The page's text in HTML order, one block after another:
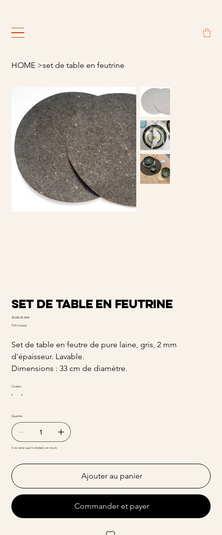
HOME >set de table en feutrine
set de table en feutrine
Prix
30 000,00 $AR
TVA Incluse
Set de table en feutre de pure laine, gris, 2 mm
d'épaisseur. Lavable.
Dimensions : 33 cm de diamètre.
Couleur
Quantité
Il ne reste que 5 article(s) en stock
Ajouter au panier
Commander et payer